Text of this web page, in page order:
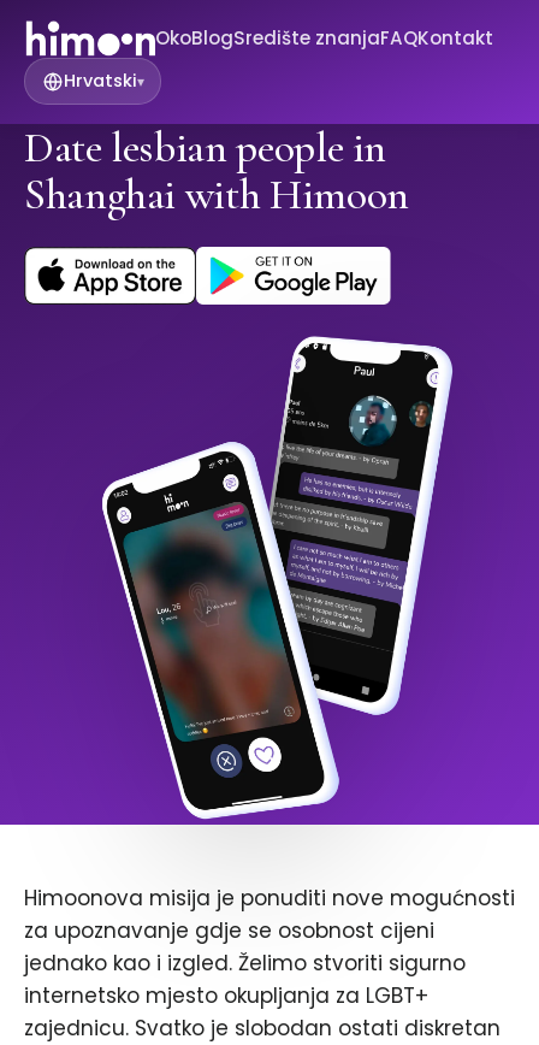
OkoBlogSredište znanjaFAQKontakt
Hrvatski▾
Date lesbian people in
Shanghai with Himoon
Himoonova misija je ponuditi nove mogućnosti
za upoznavanje gdje se osobnost cijeni
jednako kao i izgled. Želimo stvoriti sigurno
internetsko mjesto okupljanja za LGBT+
zajednicu. Svatko je slobodan ostati diskretan